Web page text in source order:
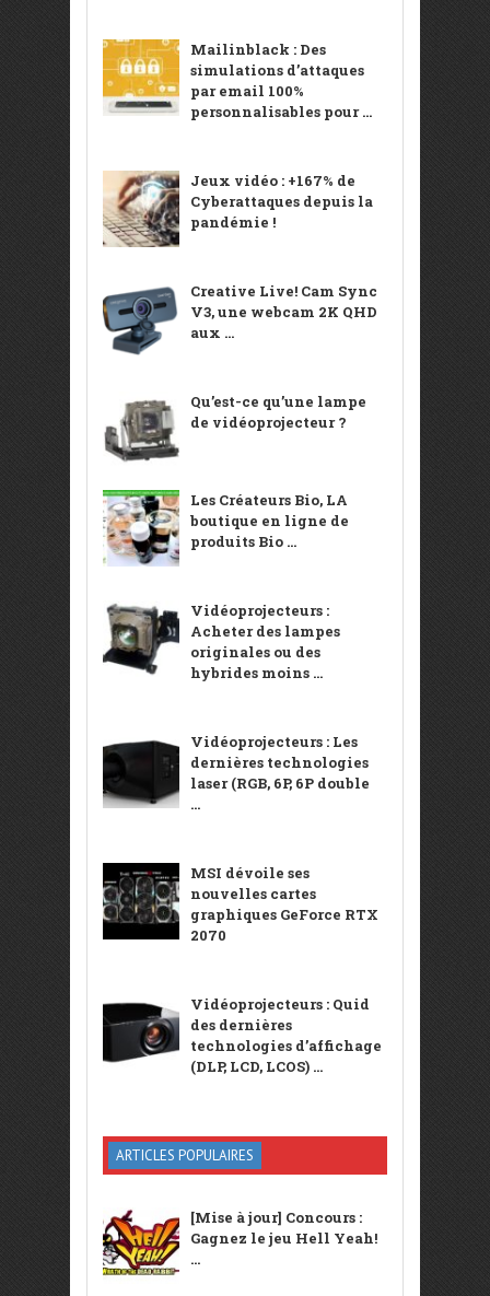
Mailinblack : Des
simulations d’attaques
par email 100%
personnalisables pour ...
Jeux vidéo : +167% de
Cyberattaques depuis la
pandémie !
Creative Live! Cam Sync
V3, une webcam 2K QHD
aux ...
Qu’est-ce qu’une lampe
de vidéoprojecteur ?
Les Créateurs Bio, LA
boutique en ligne de
produits Bio ...
Vidéoprojecteurs :
Acheter des lampes
originales ou des
hybrides moins ...
Vidéoprojecteurs : Les
dernières technologies
laser (RGB, 6P, 6P double
...
MSI dévoile ses
nouvelles cartes
graphiques GeForce RTX
2070
Vidéoprojecteurs : Quid
des dernières
technologies d’affichage
(DLP, LCD, LCOS) ...
ARTICLES POPULAIRES
[Mise à jour] Concours :
Gagnez le jeu Hell Yeah!
...